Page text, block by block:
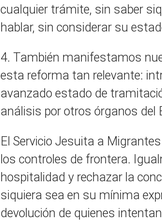
cualquier trámite, sin saber
hablar, sin considerar su
4. También manifestamos
esta reforma tan relevante:
avanzado estado de
análisis por otros órganos del
El Servicio Jesuita a
los controles de frontera.
hospitalidad y rechazar la
siquiera sea en su mínima
devolución de quienes